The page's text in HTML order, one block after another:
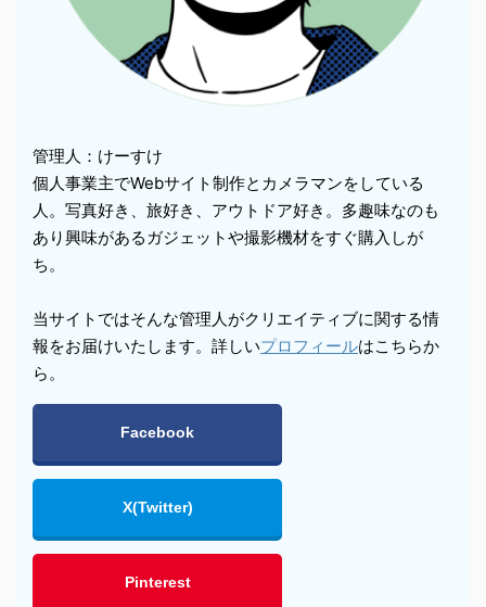
管理人：けーすけ
個人事業主でWebサイト制作とカメラマンをしている
人。写真好き、旅好き、アウトドア好き。多趣味なのも
あり興味があるガジェットや撮影機材をすぐ購入しが
ち。
当サイトではそんな管理人がクリエイティブに関する情
報をお届けいたします。詳しいプロフィールはこちらか
ら。
Facebook
X(Twitter)
Pinterest